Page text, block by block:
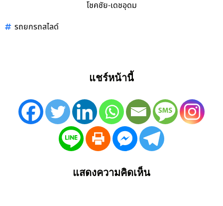
โชคชัย-เดชอุดม
รถยกรถสไลด์
แชร์หน้านี้
แสดงความคิดเห็น